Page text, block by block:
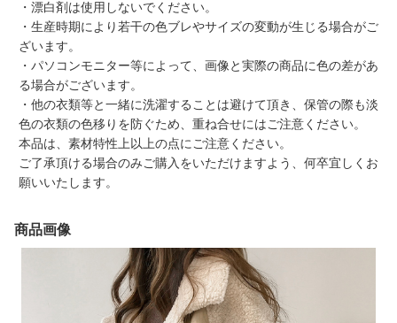
・漂白剤は使用しないでください。
・生産時期により若干の色ブレやサイズの変動が生じる場合がご
ざいます。
・パソコンモニター等によって、画像と実際の商品に色の差があ
る場合がございます。
・他の衣類等と一緒に洗濯することは避けて頂き、保管の際も淡
色の衣類の色移りを防ぐため、重ね合せにはご注意ください。
本品は、素材特性上以上の点にご注意ください。
ご了承頂ける場合のみご購入をいただけますよう、何卒宜しくお
願いいたします。
商品画像